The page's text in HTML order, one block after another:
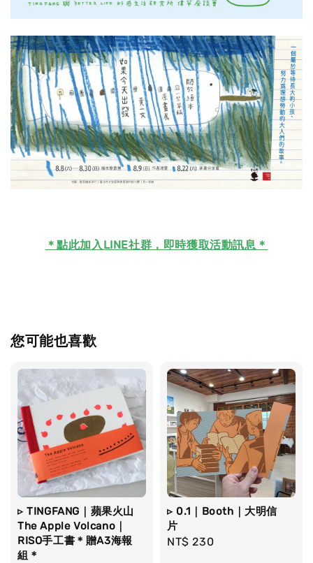
＊點此加入LINE社群，即時獲取活動訊息＊
您可能也喜歡
▹ TINGFANG｜蘋果火山
The Apple Volcano｜
RISO手工書＊贈A3海報
組＊
▹ 0.1｜Booth｜大明信
片
Regular
NT$ 230